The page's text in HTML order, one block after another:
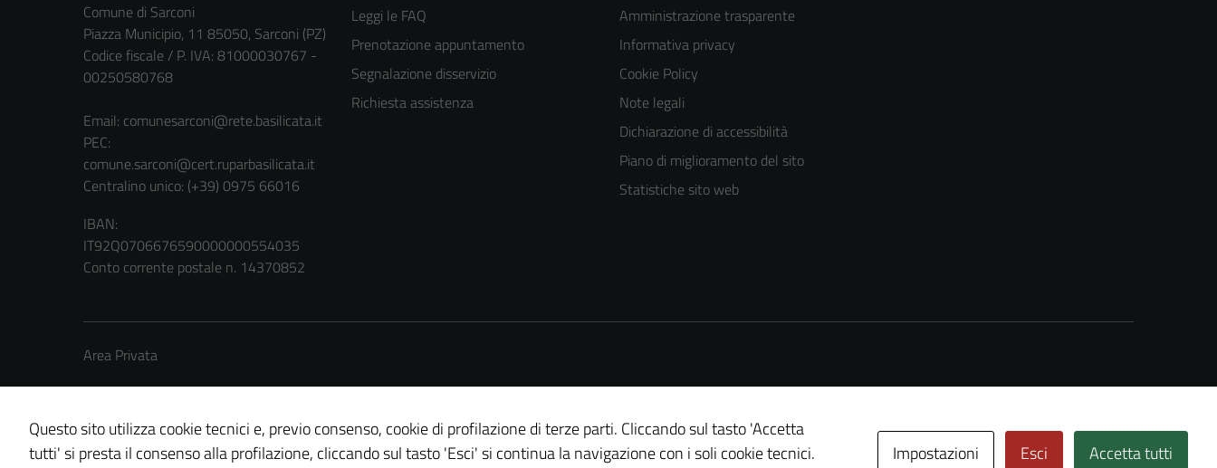
Comune di Sarconi
Piazza Municipio, 11 85050, Sarconi (PZ)
Codice fiscale / P. IVA: 81000030767 -
00250580768
Email: comunesarconi@rete.basilicata.it
PEC:
comune.sarconi@cert.ruparbasilicata.it
Centralino unico: (+39) 0975 66016
IBAN:
IT92Q0706676590000000554035
Conto corrente postale n. 14370852
Leggi le FAQ
Prenotazione appuntamento
Segnalazione disservizio
Richiesta assistenza
Amministrazione trasparente
Informativa privacy
Cookie Policy
Note legali
Dichiarazione di accessibilità
Piano di miglioramento del sito
Statistiche sito web
Area Privata
Questo sito utilizza cookie tecnici e, previo consenso, cookie di profilazione di terze parti. Cliccando sul tasto 'Accetta
tutti' si presta il consenso alla profilazione, cliccando sul tasto 'Esci' si continua la navigazione con i soli cookie tecnici.
Impostazioni Esci Accetta tutti